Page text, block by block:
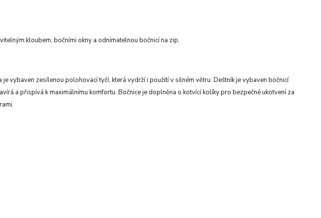
kloubem, bočními okny a odnímatelnou bočnicí na zip.
vybaven zesílenou polohovací tyčí, která vydrží i použití v silném větru. Deštník je vybaven bočnicí
a přispívá k maximálnímu komfortu. Bočnice je doplněna o kotvící kolíky pro bezpečné ukotvení za